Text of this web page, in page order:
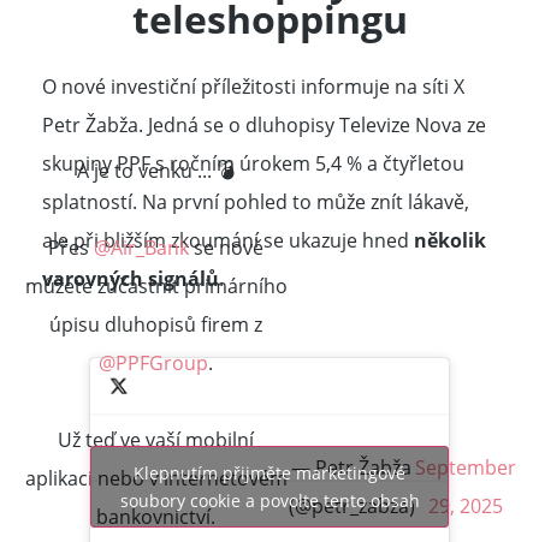
teleshoppingu
O nové investiční příležitosti informuje na síti X
Petr Žabža. Jedná se o dluhopisy Televize Nova ze
skupiny PPF s ročním úrokem 5,4 % a čtyřletou
splatností. Na první pohled to může znít lákavě,
ale při bližším zkoumání se ukazuje hned několik
varovných signálů.
A je to venku ... 💣
Přes@Air_Bankse nově
můžete zúčastnit primárního
úpisu dluhopisů firem z
@PPFGroup.
Už teď ve vaší mobilní
aplikaci nebo v internetovém
bankovnictví.
— Petr Žabža
(@petr_zabza)
September
29, 2025
Klepnutím přijměte marketingové
soubory cookie a povolte tento obsah